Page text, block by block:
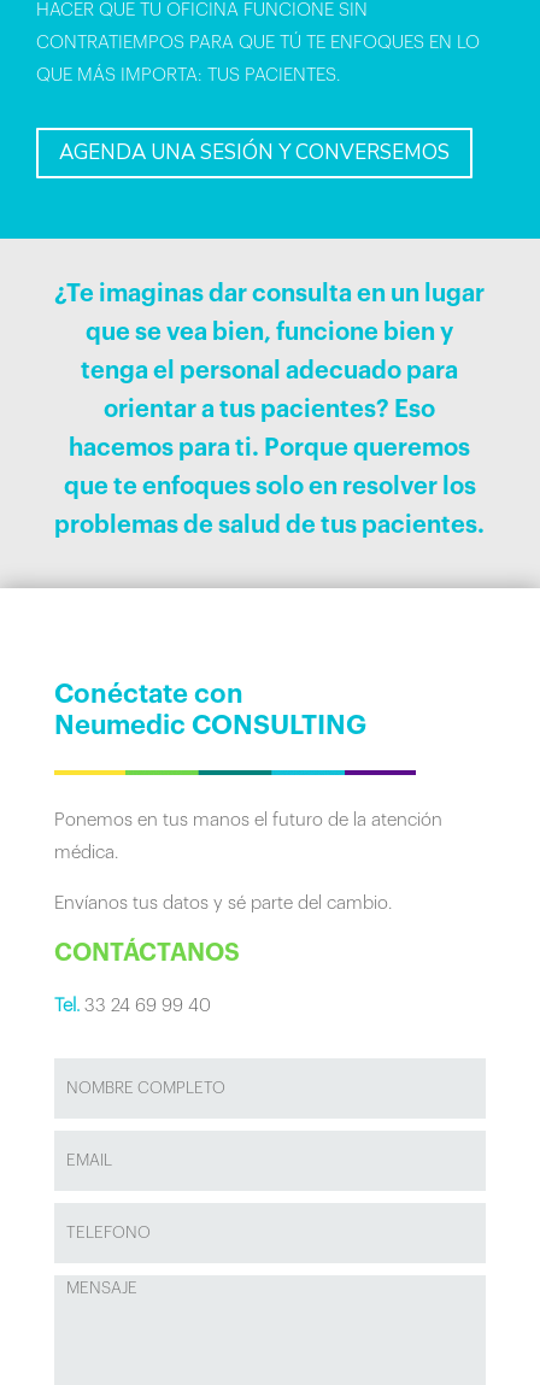
HACER QUE TU OFICINA FUNCIONE SIN
CONTRATIEMPOS PARA QUE TÚ TE ENFOQUES EN LO
QUE MÁS IMPORTA: TUS PACIENTES.
AGENDA UNA SESIÓN Y CONVERSEMOS
¿Te imaginas dar consulta en un lugar
que se vea bien, funcione bien y
tenga el personal adecuado para
orientar a tus pacientes? Eso
hacemos para ti. Porque queremos
que te enfoques solo en resolver los
problemas de salud de tus pacientes.
Conéctate con
Neumedic CONSULTING
Ponemos en tus manos el futuro de la atención
médica.
Envíanos tus datos y sé parte del cambio.
CONTÁCTANOS
Tel.33 24 69 99 40